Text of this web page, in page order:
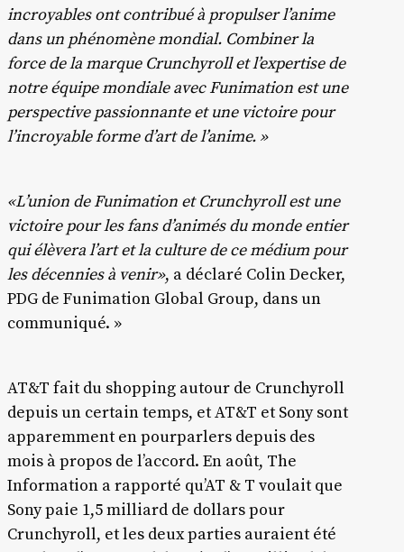
incroyables ont contribué à propulser l’anime
dans un phénomène mondial. Combiner la
force de la marque Crunchyroll et l’expertise de
notre équipe mondiale avec Funimation est une
perspective passionnante et une victoire pour
l’incroyable forme d’art de l’anime. »
«L’union de Funimation et Crunchyroll est une
victoire pour les fans d’animés du monde entier
qui élèvera l’art et la culture de ce médium pour
les décennies à venir», a déclaré Colin Decker,
PDG de Funimation Global Group, dans un
communiqué. »
AT&T fait du shopping autour de Crunchyroll
depuis un certain temps, et AT&T et Sony sont
apparemment en pourparlers depuis des
mois à propos de l’accord. En août, The
Information a rapporté qu’AT & T voulait que
Sony paie 1,5 milliard de dollars pour
Crunchyroll, et les deux parties auraient été